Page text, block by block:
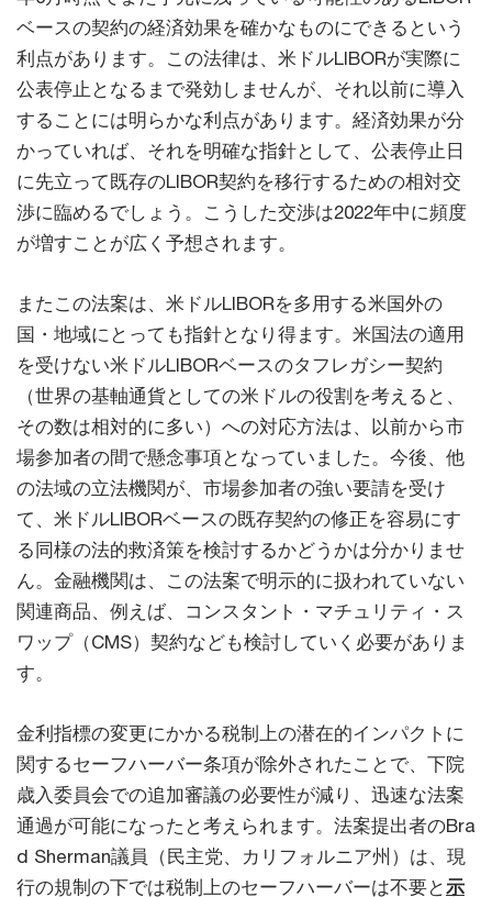
ベースの契約の経済効果を確かなものにできるという
利点があります。この法律は、米ドルLIBORが実際に
公表停止となるまで発効しませんが、それ以前に導入
することには明らかな利点があります。経済効果が分
かっていれば、それを明確な指針として、公表停止日
に先立って既存のLIBOR契約を移行するための相対交
渉に臨めるでしょう。こうした交渉は2022年中に頻度
が増すことが広く予想されます。
またこの法案は、米ドルLIBORを多用する米国外の
国・地域にとっても指針となり得ます。米国法の適用
を受けない米ドルLIBORベースのタフレガシー契約
（世界の基軸通貨としての米ドルの役割を考えると、
その数は相対的に多い）への対応方法は、以前から市
場参加者の間で懸念事項となっていました。今後、他
の法域の立法機関が、市場参加者の強い要請を受け
て、米ドルLIBORベースの既存契約の修正を容易にす
る同様の法的救済策を検討するかどうかは分かりませ
ん。金融機関は、この法案で明示的に扱われていない
関連商品、例えば、コンスタント・マチュリティ・ス
ワップ（CMS）契約なども検討していく必要がありま
す。
金利指標の変更にかかる税制上の潜在的インパクトに
関するセーフハーバー条項が除外されたことで、下院
歳入委員会での追加審議の必要性が減り、迅速な法案
通過が可能になったと考えられます。法案提出者のBra
d Sherman議員（民主党、カリフォルニア州）は、現
行の規制の下では税制上のセーフハーバーは不要と示